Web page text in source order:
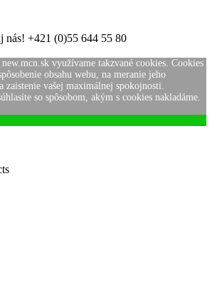
nás! +421 (0)55 644 55 80
využívame takzvané cookies. Cookies
obsahu webu, na meranie jeho
zaistenie vašej maximálnej spokojnosti.
so spôsobom, akým s cookies nakladáme.